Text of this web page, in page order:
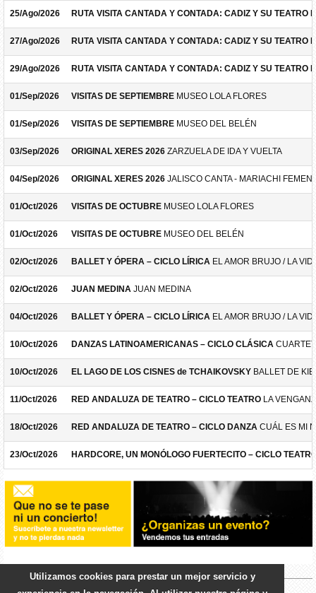
25/Ago/2026 RUTA VISITA CANTADA Y CONTADA: CADIZ Y SU TEATRO
27/Ago/2026 RUTA VISITA CANTADA Y CONTADA: CADIZ Y SU TEATRO
29/Ago/2026 RUTA VISITA CANTADA Y CONTADA: CADIZ Y SU TEATRO
01/Sep/2026 VISITAS DE SEPTIEMBRE MUSEO LOLA FLORES
01/Sep/2026 VISITAS DE SEPTIEMBRE MUSEO DEL BELÉN
03/Sep/2026 ORIGINAL XERES 2026 ZARZUELA DE IDA Y VUELTA
04/Sep/2026 ORIGINAL XERES 2026 JALISCO CANTA - MARIACHI
01/Oct/2026 VISITAS DE OCTUBRE MUSEO LOLA FLORES
01/Oct/2026 VISITAS DE OCTUBRE MUSEO DEL BELÉN
02/Oct/2026 BALLET Y ÓPERA – CICLO LÍRICA EL AMOR BRUJO / LA
02/Oct/2026 JUAN MEDINA JUAN MEDINA
04/Oct/2026 BALLET Y ÓPERA – CICLO LÍRICA EL AMOR BRUJO / LA
10/Oct/2026 DANZAS LATINOAMERICANAS – CICLO CLÁSICA
10/Oct/2026 EL LAGO DE LOS CISNES de TCHAIKOVSKY BALLET DE
11/Oct/2026 RED ANDALUZA DE TEATRO – CICLO TEATRO LA
18/Oct/2026 RED ANDALUZA DE TEATRO – CICLO DANZA CUÁL ES MI
23/Oct/2026 HARDCORE, UN MONÓLOGO FUERTECITO – CICLO
Utilizamos cookies para prestar un mejor servicio y